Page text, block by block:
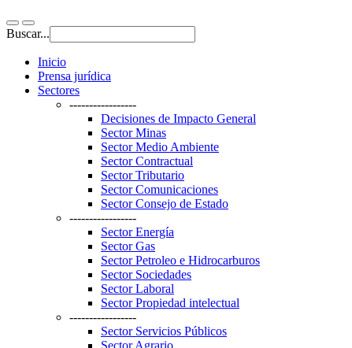
Buscar...
Inicio
Prensa jurídica
Sectores
-----------------
Decisiones de Impacto General
Sector Minas
Sector Medio Ambiente
Sector Contractual
Sector Tributario
Sector Comunicaciones
Sector Consejo de Estado
-----------------
Sector Energía
Sector Gas
Sector Petroleo e Hidrocarburos
Sector Sociedades
Sector Laboral
Sector Propiedad intelectual
-----------------
Sector Servicios Públicos